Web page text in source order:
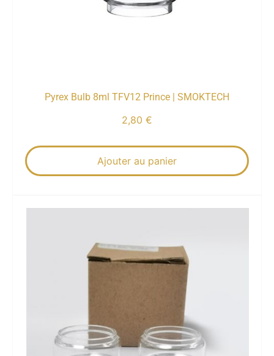
Pyrex Bulb 8ml TFV12 Prince | SMOKTECH
2,80 €
Ajouter au panier